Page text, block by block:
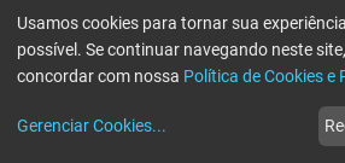
Usamos cookies para tornar sua
possível. Se continuar navegando neste
concordar com nossa Política de Cookies e
Gerenciar Cookies...
Erro ao enviar informações, por favor